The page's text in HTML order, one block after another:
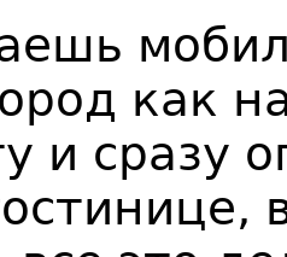
как
и сразу